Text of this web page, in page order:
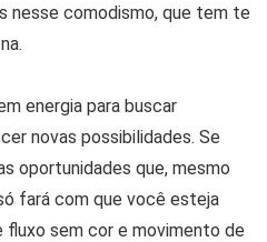
nesse comodismo, que tem te
energia para buscar
novas possibilidades. Se
oportunidades que, mesmo
fará com que você esteja
fluxo sem cor e movimento de